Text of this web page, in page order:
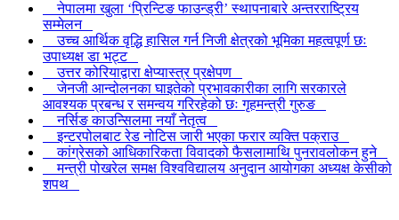
नेपालमा खुला ‘प्रिन्टिङ फाउन्ड्री’ स्थापनाबारे अन्तरराष्ट्रिय
सम्मेलन
उच्च आर्थिक वृद्धि हासिल गर्न निजी क्षेत्रको भूमिका महत्वपूर्ण छः
उपाध्यक्ष डा भट्ट
उत्तर कोरियाद्वारा क्षेप्यास्त्र प्रक्षेपण
जेनजी आन्दोलनका घाइतेको प्रभावकारीका लागि सरकारले
आवश्यक प्रबन्ध र समन्वय गरिरहेको छः गृहमन्त्री गुरुङ
नर्सिङ काउन्सिलमा नयाँ नेतृत्व
इन्टरपोलबाट रेड नोटिस जारी भएका फरार व्यक्ति पक्राउ
कांग्रेसको आधिकारिकता विवादको फैसलामाथि पुनरावलोकन हुने
मन्त्री पोखरेल समक्ष विश्वविद्यालय अनुदान आयोगका अध्यक्ष केसीको
शपथ